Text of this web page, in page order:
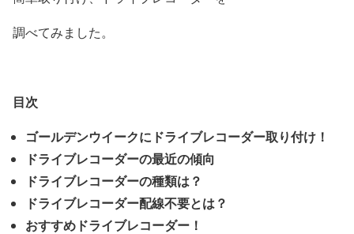
調べてみました。
目次
ゴールデンウイークにドライブレコーダー取り付け！
ドライブレコーダーの最近の傾向
ドライブレコーダーの種類は？
ドライブレコーダー配線不要とは？
おすすめドライブレコーダー！